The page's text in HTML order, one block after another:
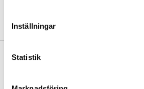
Inställningar
Statistik
vart vi är på väg
kurs i
Glokala ökar intäkterna
NYHETER Glokala folkhögskolan har ökat